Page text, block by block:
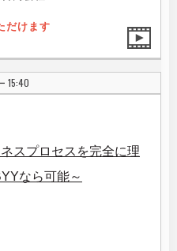
だけます
15:40
スプロセスを完全に理
なら可能～